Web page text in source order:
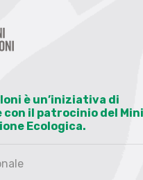
è un’iniziativa di
con il patrocinio del
Ecologica.